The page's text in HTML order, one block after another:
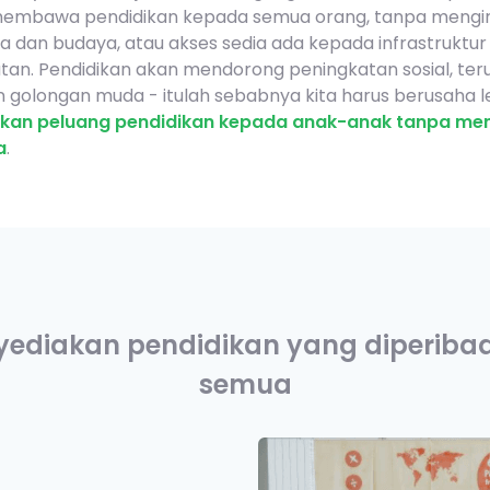
pendidikan kepada semua orang, tanpa
dan budaya, atau akses sedia ada kepada
Pendidikan akan mendorong peningkatan sosial,
golongan muda - itulah sebabnya kita harus berusaha
peluang pendidikan kepada anak-anak tanpa
.
pendidikan yang
semua